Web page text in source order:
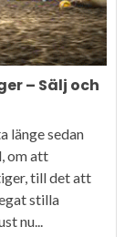
– Sälj och
länge sedan
om att
till det att
stilla
nu...